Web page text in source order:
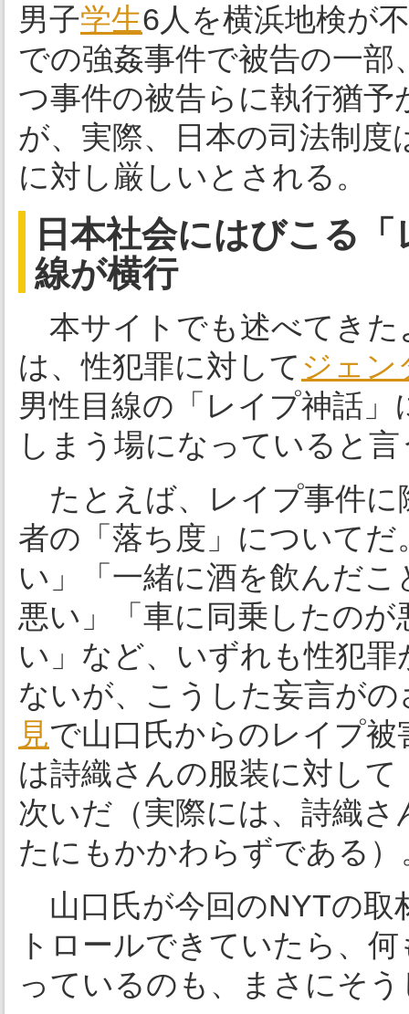
男子学生6人を横浜地検が
での強姦事件で被告の一部
つ事件の被告らに執行猶
が、実際、日本の司法制度
に対し厳しいとされる。
日本社会にはびこる
線が横行
本サイトでも述べてきた
は、性犯罪に対して ジェン
男性目線の「レイプ神話
しまう場になっていると
たとえば、レイプ事件に
者の「落ち度」について
い」「一緒に酒を飲んだ
悪い」「車に同乗したの
い」など、いずれも性犯
ないが、こうした妄言が
見で山口氏からのレイプ
は詩織さんの服装に対し
次いだ（実際には、詩織
たにもかかわらずである）
山口氏が今回のNYTの取
トロールできていたら、
っているのも、まさにそ